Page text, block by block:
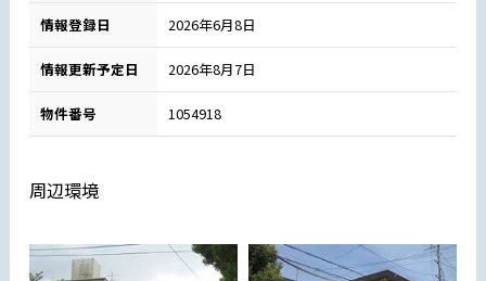
情報登録日 2026年6月8日
情報更新予定日 2026年8月7日
物件番号 1054918
周辺環境